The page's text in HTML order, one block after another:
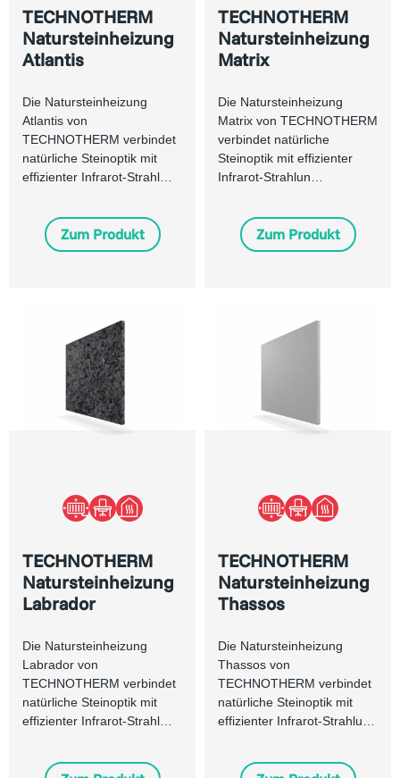
TECHNOTHERM
Natursteinheizung
Atlantis
Die Natursteinheizung
Atlantis von
TECHNOTHERM verbindet
natürliche Steinoptik mit
effizienter Infrarot-Strahl…
Zum Produkt
TECHNOTHERM
Natursteinheizung
Matrix
Die Natursteinheizung
Matrix von TECHNOTHERM
verbindet natürliche
Steinoptik mit effizienter
Infrarot-Strahlun…
Zum Produkt
TECHNOTHERM
Natursteinheizung
Labrador
Die Natursteinheizung
Labrador von
TECHNOTHERM verbindet
natürliche Steinoptik mit
effizienter Infrarot-Strahl…
TECHNOTHERM
Natursteinheizung
Thassos
Die Natursteinheizung
Thassos von
TECHNOTHERM verbindet
natürliche Steinoptik mit
effizienter Infrarot-Strahlu…